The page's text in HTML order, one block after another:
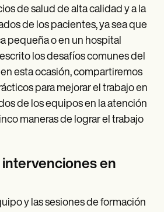
de salud de alta calidad y a la
de los pacientes, ya sea que
pequeña o en un hospital
los desafíos comunes del
esta ocasión, compartiremos
para mejorar el trabajo en
de los equipos en la atención
maneras de lograr el trabajo
intervenciones en
y las sesiones de formación